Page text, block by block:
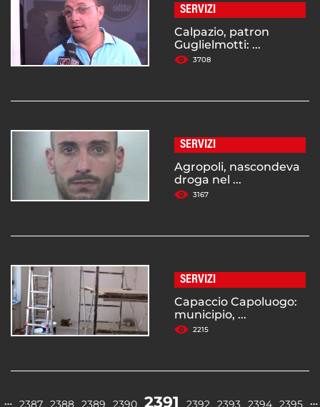
SERVIZI
Calpazio, patron
Guglielmotti: ...
3708
SERVIZI
Agropoli, nascondeva
droga nel ...
3167
SERVIZI
Capaccio Capoluogo:
municipio, ...
2215
… 2387 2388 2389 2390 2391 2392 2393 2394 2395 …